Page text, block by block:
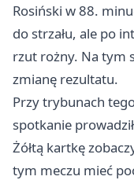
Rosiński w 88.
do strzału, ale po
rzut rożny. Na tym
zmianę rezultatu.
Przy trybunach
spotkanie
Żółtą kartkę
tym meczu mieć